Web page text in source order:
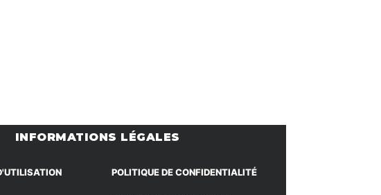
INFORMATIONS LÉGALES
POLITIQUE DE CONFIDENTIALITÉ